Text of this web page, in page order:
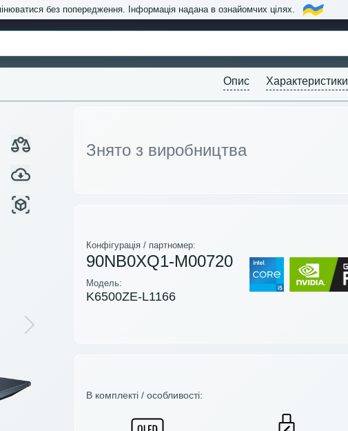
без попередження. Інформація надана в ознайомчих цілях.
Опис Характеристики
Next
Знято з виробництва
Конфігурація / партномер:
90NB0XQ1-M00720
Модель:
K6500ZE-L1166
В комплекті / особливості: